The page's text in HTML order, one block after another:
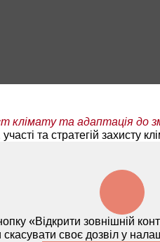
клімату та адаптація до
та стратегій захисту
«Відкрити зовнішній
своє дозвіл у